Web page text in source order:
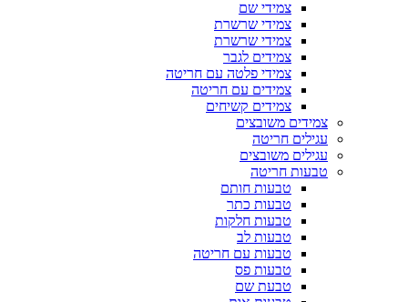
צמידי שם
צמידי שרשרת
צמידי שרשרת
צמידים לגבר
צמידי פלטה עם חריטה
צמידים עם חריטה
צמידים קשיחים
צמידים משובצים
עגילים חריטה
עגילים משובצים
טבעות חריטה
טבעות חותם
טבעות כתר
טבעות חלקות
טבעות לב
טבעות עם חריטה
טבעות פס
טבעת שם